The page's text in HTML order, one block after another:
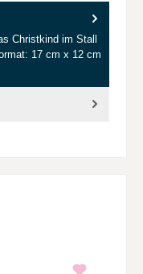
Christkind im Stall
17 cm x 12 cm